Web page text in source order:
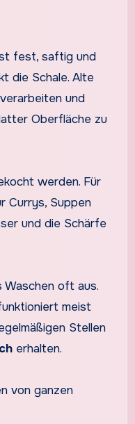
fest, saftig und
die Schale. Alte
und
Oberfläche zu
werden. Für
Currys, Suppen
und die Schärfe
oft aus.
meist
Stellen
erhalten.